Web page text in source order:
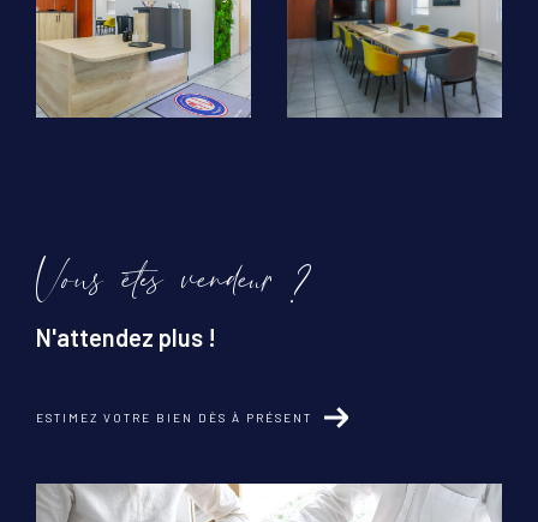
Vous êtes vendeur ?
N'attendez plus !
ESTIMEZ VOTRE BIEN DÈS À PRÉSENT